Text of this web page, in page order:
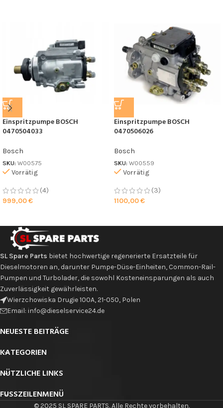
Einspritzpumpe BOSCH
0470504033
Bosch
SKU: W00575
Vorrätig
(4)
999,00€
Einspritzpumpe BOSCH
0470506026
Bosch
SKU: W00559
Vorrätig
(3)
1100,00€
SL Spare Parts bietet hochwertige regenerierte Ersatzteile für
Dieselmotoren an, darunter Pumpe-Düse-Einheiten, Common-Rail-
Pumpen und Turbolader, die sowohl Kosteneinsparungen als auch
Zuverlässigkeit gewährleisten.
Wierzchowiska Drugie 100A, 21-050, Polen
Email: info@dieselservice24.de
NEUESTE BEITRÄGE
KATEGORIEN
NÜTZLICHE LINKS
FUSSZEILENMENÜ
© 2025 SL SPARE PARTS. Alle Rechte vorbehalten.